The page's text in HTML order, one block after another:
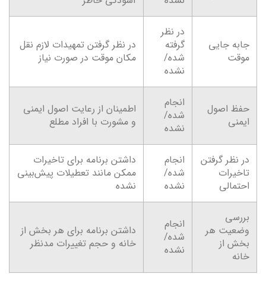
جابه جایی
موقت
در نظر
گرفته
شده/
نشده
در نظر گرفتن تمهیدات لازم نقل
مکان موقت در صورت نیاز
حفظ اصول
ایمنی
انجام
شده/
نشده
اطمینان از رعایت اصول ایمنی
و مشورت با افراد مطلع
در نظر گرفتن
تاخیرات
احتمالی
انجام
شده/
نشده
داشتن برنامه برای تاخیرات
ممکن مانند تعطیلات پیش‌بینی
نشده
بررسی
وضعیت هر
بخش از
خانه
انجام
شده/
نشده
داشتن برنامه برای هر بخش از
خانه و حجم تغییرات مدنظر